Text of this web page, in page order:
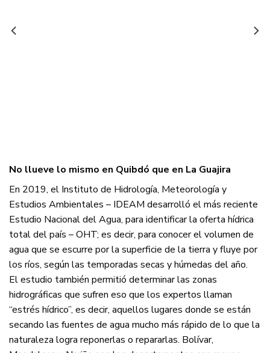
No llueve lo mismo en Quibdó que en La Guajira
En 2019, el Instituto de Hidrología, Meteorología y
Estudios Ambientales – IDEAM desarrolló el más reciente
Estudio Nacional del Agua, para identificar la oferta hídrica
total del país – OHT; es decir, para conocer el volumen de
agua que se escurre por la superficie de la tierra y fluye por
los ríos, según las temporadas secas y húmedas del año.
El estudio también permitió determinar las zonas
hidrográficas que sufren eso que los expertos llaman
“estrés hídrico”, es decir, aquellos lugares donde se están
secando las fuentes de agua mucho más rápido de lo que la
naturaleza logra reponerlas o repararlas. Bolívar,